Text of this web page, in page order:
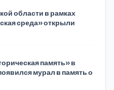
области в рамках
среда» открыли
память» в
мурал в память о